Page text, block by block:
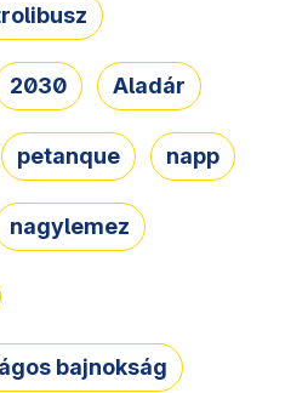
2030 Aladár
petanque napp
nagylemez
bajnokság